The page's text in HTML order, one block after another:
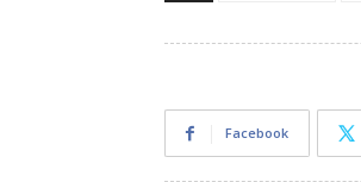
Facebook